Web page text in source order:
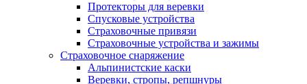
Протекторы для веревки
Спусковые устройства
Страховочные привязи
Страховочные устройства и зажимы
Страховочное снаряжение
Альпинистские каски
Веревки, стропы, репшнуры